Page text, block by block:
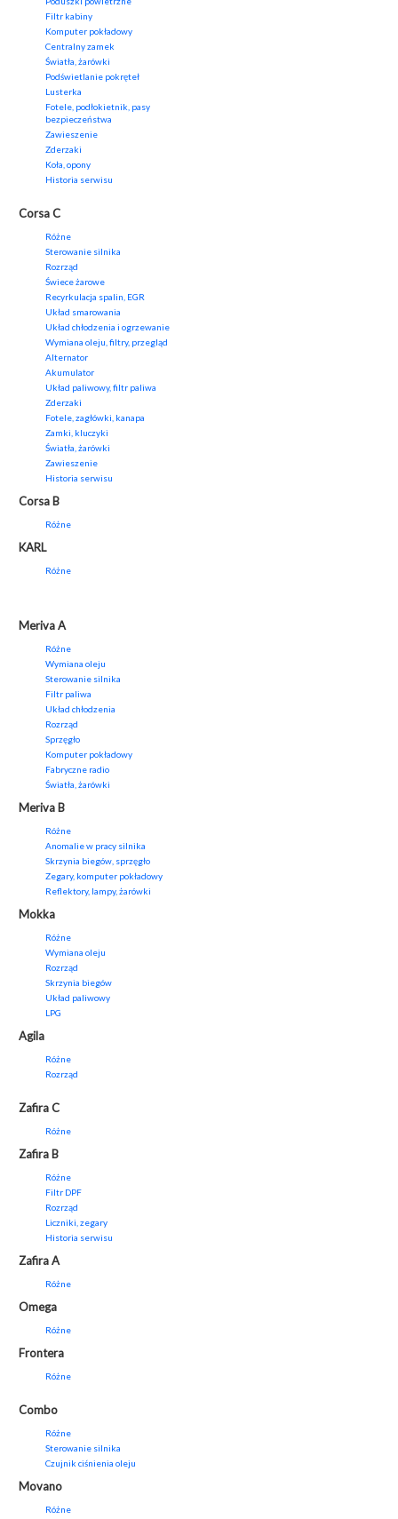
Filtr kabiny
Komputer pokładowy
Centralny zamek
Światła, żarówki
Podświetlanie pokręteł
Lusterka
Fotele, podłokietnik, pasy
bezpieczeństwa
Zawieszenie
Zderzaki
Koła, opony
Historia serwisu
Corsa C
Różne
Sterowanie silnika
Rozrząd
Świece żarowe
Recyrkulacja spalin, EGR
Układ smarowania
Układ chłodzenia i ogrzewanie
Wymiana oleju, filtry, przegląd
Alternator
Akumulator
Układ paliwowy, filtr paliwa
Zderzaki
Fotele, zagłówki, kanapa
Zamki, kluczyki
Światła, żarówki
Zawieszenie
Historia serwisu
Corsa B
Różne
KARL
Różne
Meriva A
Różne
Wymiana oleju
Sterowanie silnika
Filtr paliwa
Układ chłodzenia
Rozrząd
Sprzęgło
Komputer pokładowy
Fabryczne radio
Światła, żarówki
Meriva B
Różne
Anomalie w pracy silnika
Skrzynia biegów, sprzęgło
Zegary, komputer pokładowy
Reflektory, lampy, żarówki
Mokka
Różne
Wymiana oleju
Rozrząd
Skrzynia biegów
Układ paliwowy
LPG
Agila
Różne
Rozrząd
Zafira C
Różne
Zafira B
Różne
Filtr DPF
Rozrząd
Liczniki, zegary
Historia serwisu
Zafira A
Różne
Omega
Różne
Frontera
Różne
Combo
Różne
Sterowanie silnika
Czujnik ciśnienia oleju
Movano
Różne